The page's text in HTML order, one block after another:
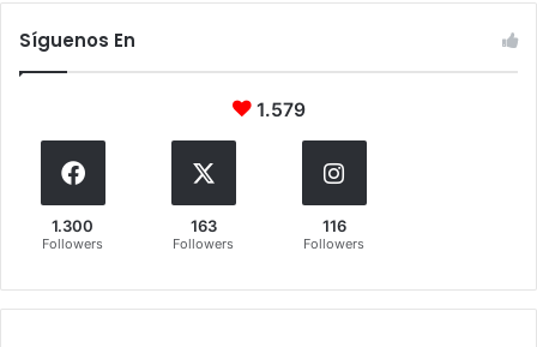
Síguenos En
1.579
1.300
Followers
163
Followers
116
Followers